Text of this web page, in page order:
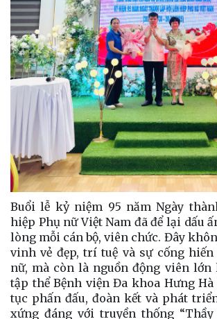
Buổi lễ kỷ niệm 95 năm Ngày
hiệp Phụ nữ Việt Nam đã để lại dấu
lòng mỗi cán bộ, viên chức. Đây
vinh vẻ đẹp, trí tuệ và sự cống
nữ, mà còn là nguồn động viên lớn
tập thể Bệnh viện Đa khoa Hưng
tục phấn đấu, đoàn kết và phát
xứng đáng với truyền thống